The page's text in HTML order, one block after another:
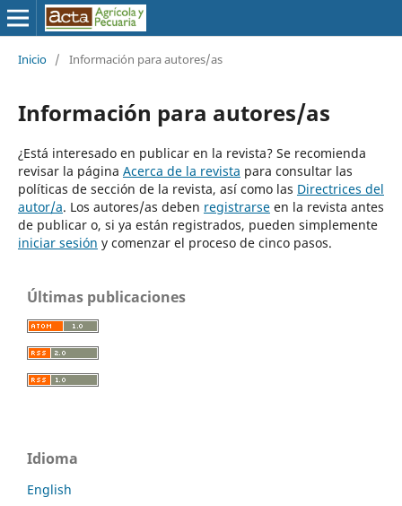
Inicio / Información para autores/as
Información para autores/as
¿Está interesado en publicar en la revista? Se recomienda
revisar la página Acerca de la revista para consultar las
políticas de sección de la revista, así como las Directrices del
autor/a. Los autores/as deben registrarseen la revista antes
de publicar o, si ya están registrados, pueden simplemente
iniciar sesión y comenzar el proceso de cinco pasos.
Últimas publicaciones
Idioma
English